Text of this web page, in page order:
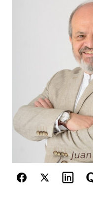
*
Guarda mi
este navegador
comente.
Este sitio esta
reCAPTCHA y
privacidady los
de Google se